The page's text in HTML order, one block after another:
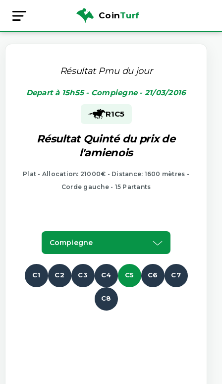
CoinTurf
Résultat Pmu du jour
Depart à 15h55 - Compiegne - 21/03/2016
R1C5
Résultat Quinté du prix de
l'amienois
Plat - Allocation: 21000€ - Distance: 1600 mètres -
Corde gauche - 15 Partants
Compiegne
C1 C2 C3 C4 C5 C6 C7
C8